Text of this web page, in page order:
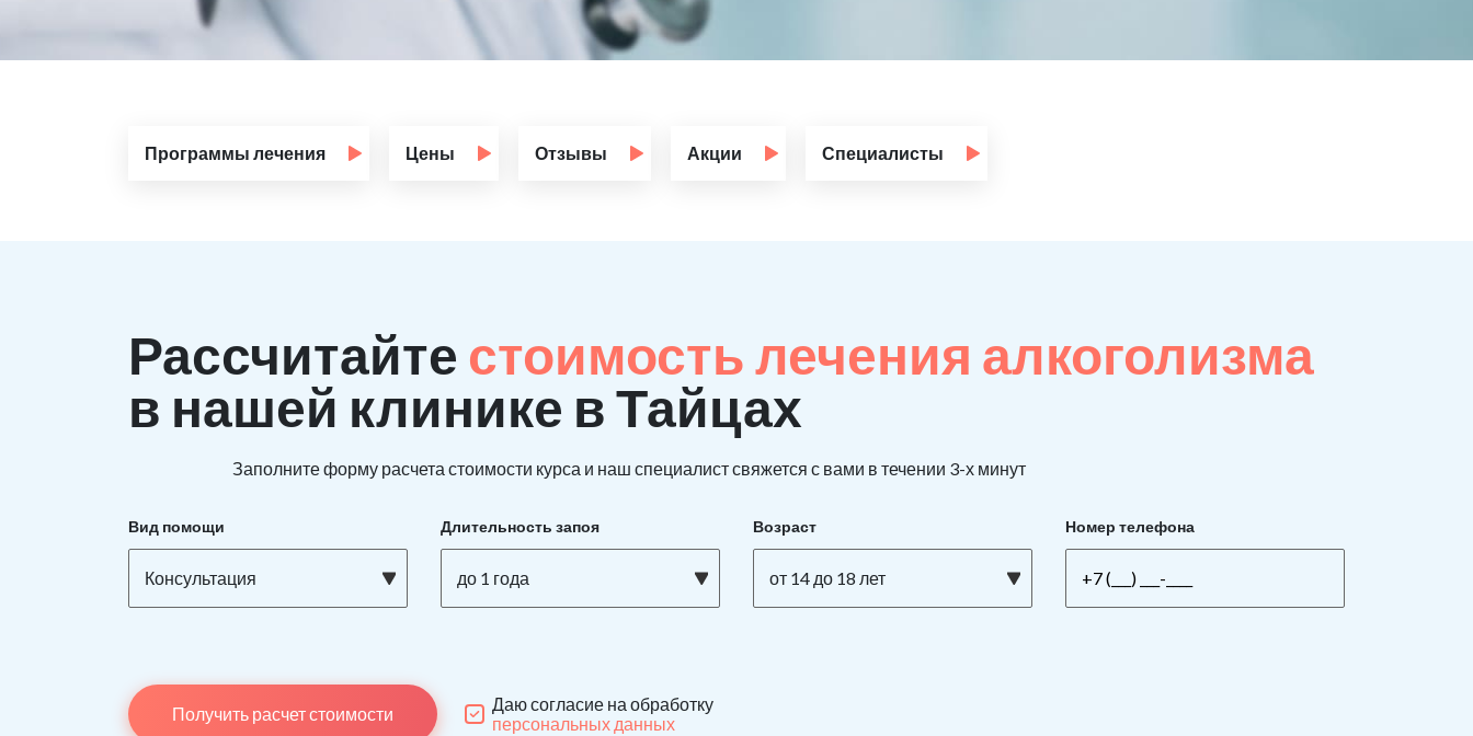
Программы лечения Цены Отзывы Акции Специалисты
Рассчитайте стоимость лечения алкоголизма
в нашей клинике в Тайцах
Заполните форму расчета стоимости курса и наш специалист свяжется с вами в течении 3-х минут
Вид помощи
Консультация
Длительность запоя
до 1 года
Возраст
от 14 до 18 лет
Номер телефона
Получить расчет стоимости
Даю согласие на обработку
персональных данных